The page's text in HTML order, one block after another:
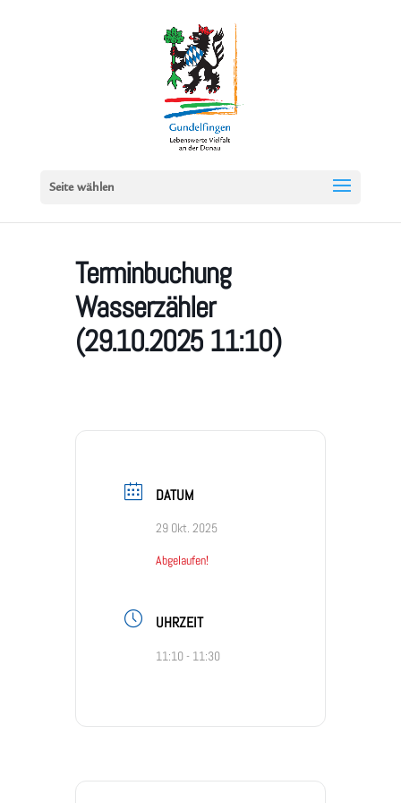
Seite wählen
Terminbuchung
Wasserzähler
(29.10.2025 11:10)
DATUM
29 Okt. 2025
Abgelaufen!
UHRZEIT
11:10 - 11:30